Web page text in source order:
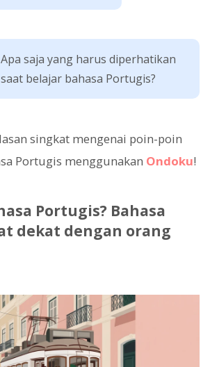
Apa saja yang harus diperhatikan
saat belajar bahasa Portugis?
singkat mengenai poin-poin
Portugis menggunakan Ondoku!
Portugis? Bahasa
dekat dengan orang